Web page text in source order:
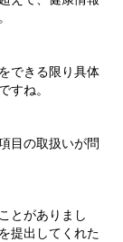
できる限り具体
すね。
目の取扱いが問
とがありまし
提出してくれた